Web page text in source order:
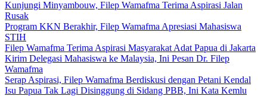
Kunjungi Minyambouw, Filep Wamafma Terima Aspirasi Jalan
Rusak
Program KKN Berakhir, Filep Wamafma Apresiasi Mahasiswa
STIH
Filep Wamafma Terima Aspirasi Masyarakat Adat Papua di Jakarta
Kirim Delegasi Mahasiswa ke Malaysia, Ini Pesan Dr. Filep
Wamafma
Serap Aspirasi, Filep Wamafma Berdiskusi dengan Petani Kendal
Isu Papua Tak Lagi Disinggung di Sidang PBB, Ini Kata Kemlu